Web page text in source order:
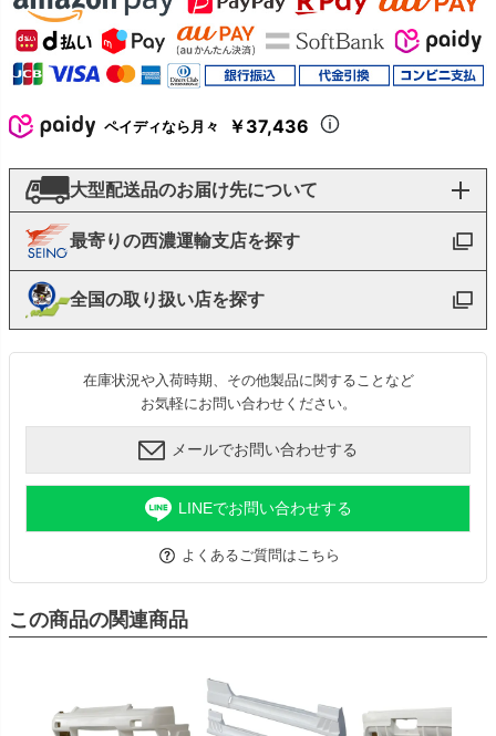
ペイディなら月々 ￥37,436
大型配送品のお届け先について
最寄りの西濃運輸支店を探す
全国の取り扱い店を探す
在庫状況や入荷時期、その他製品に関することなど
お気軽にお問い合わせください。
メールでお問い合わせする
LINEでお問い合わせする
よくあるご質問はこちら
この商品の関連商品